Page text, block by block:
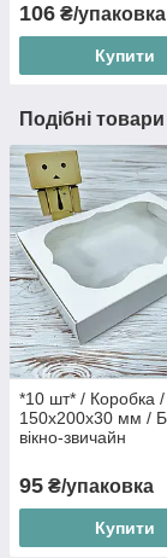
106 ₴/упаковка
Купити
Подібні
*10 шт* / Коробка /
150х200х30 мм /
вікно-звичайн
95 ₴/упаковка
Купити